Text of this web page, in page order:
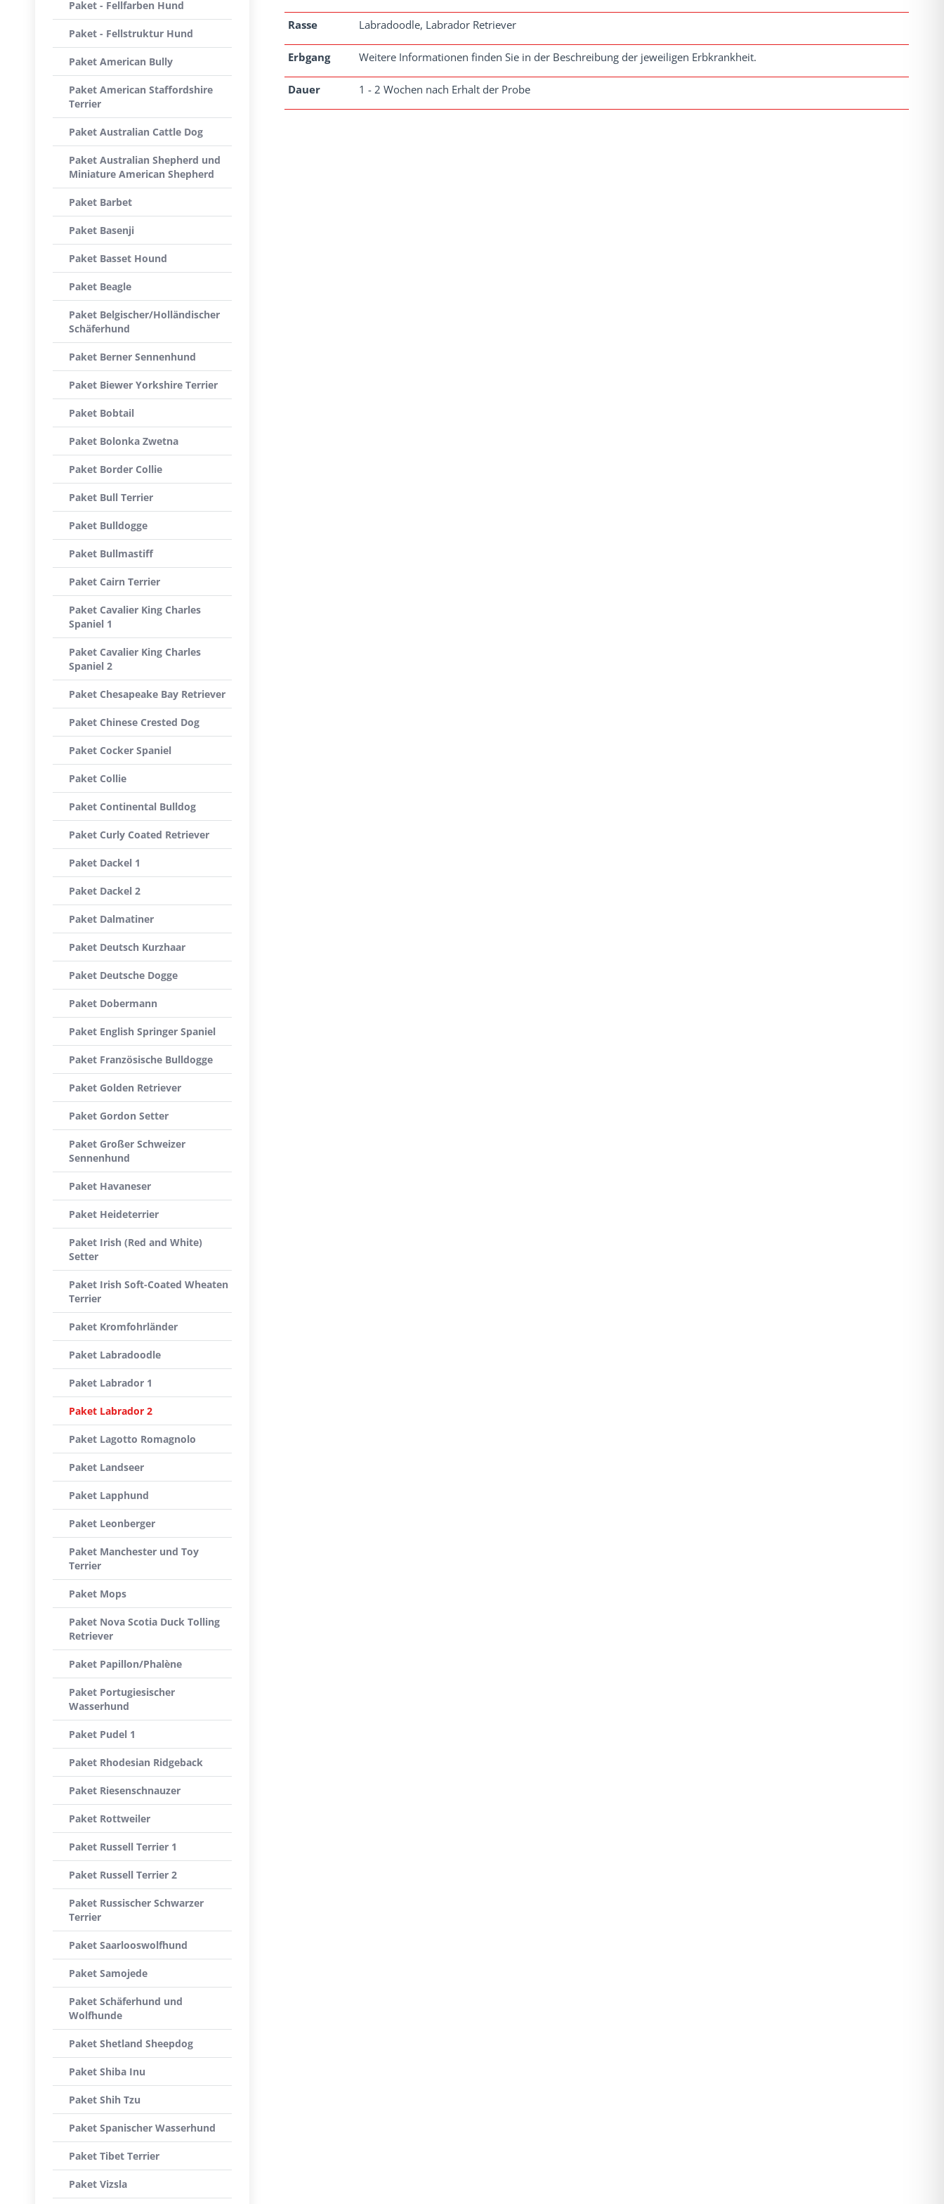
Rasse Labradoodle, Labrador Retriever
Erbgang Weitere Informationen finden Sie in der Beschreibung der jeweiligen Erbkrankheit.
Dauer 1 - 2 Wochen nach Erhalt der Probe
Paket - Fellfarben Hund
Paket - Fellstruktur Hund
Paket American Bully
Paket American Staffordshire
Terrier
Paket Australian Cattle Dog
Paket Australian Shepherd und
Miniature American Shepherd
Paket Barbet
Paket Basenji
Paket Basset Hound
Paket Beagle
Paket Belgischer/Holländischer
Schäferhund
Paket Berner Sennenhund
Paket Biewer Yorkshire Terrier
Paket Bobtail
Paket Bolonka Zwetna
Paket Border Collie
Paket Bull Terrier
Paket Bulldogge
Paket Bullmastiff
Paket Cairn Terrier
Paket Cavalier King Charles
Spaniel 1
Paket Cavalier King Charles
Spaniel 2
Paket Chesapeake Bay Retriever
Paket Chinese Crested Dog
Paket Cocker Spaniel
Paket Collie
Paket Continental Bulldog
Paket Curly Coated Retriever
Paket Dackel 1
Paket Dackel 2
Paket Dalmatiner
Paket Deutsch Kurzhaar
Paket Deutsche Dogge
Paket Dobermann
Paket English Springer Spaniel
Paket Französische Bulldogge
Paket Golden Retriever
Paket Gordon Setter
Paket Großer Schweizer
Sennenhund
Paket Havaneser
Paket Heideterrier
Paket Irish (Red and White)
Setter
Paket Irish Soft-Coated Wheaten
Terrier
Paket Kromfohrländer
Paket Labradoodle
Paket Labrador 1
Paket Labrador 2
Paket Lagotto Romagnolo
Paket Landseer
Paket Lapphund
Paket Leonberger
Paket Manchester und Toy
Terrier
Paket Mops
Paket Nova Scotia Duck Tolling
Retriever
Paket Papillon/Phalène
Paket Portugiesischer
Wasserhund
Paket Pudel 1
Paket Rhodesian Ridgeback
Paket Riesenschnauzer
Paket Rottweiler
Paket Russell Terrier 1
Paket Russell Terrier 2
Paket Russischer Schwarzer
Terrier
Paket Saarlooswolfhund
Paket Samojede
Paket Schäferhund und
Wolfhunde
Paket Shetland Sheepdog
Paket Shiba Inu
Paket Shih Tzu
Paket Spanischer Wasserhund
Paket Tibet Terrier
Paket Vizsla